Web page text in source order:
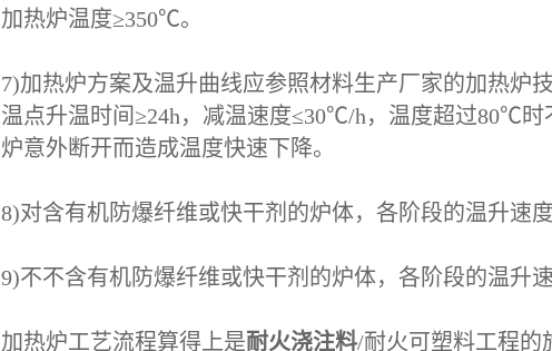
加热炉温度≥350℃。
7)加热炉方案及温升曲线应参照材料生产厂家的加热炉
温点升温时间≥24h，减温速度≤30℃/h，温度超过80℃
炉意外断开而造成温度快速下降。
8)对含有机防爆纤维或快干剂的炉体，各阶段的温升速
9)不不含有机防爆纤维或快干剂的炉体，各阶段的温升
加热炉工艺流程算得上是耐火浇注料/耐火可塑料工程的